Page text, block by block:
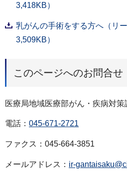
3,418KB）
乳がんの手術をする方へ（リ
3,509KB）
このページへのお問合せ
医療局地域医療部がん・疾病対策
電話： 045-671-2721
ファクス：045-664-3851
メールアドレス： ir-